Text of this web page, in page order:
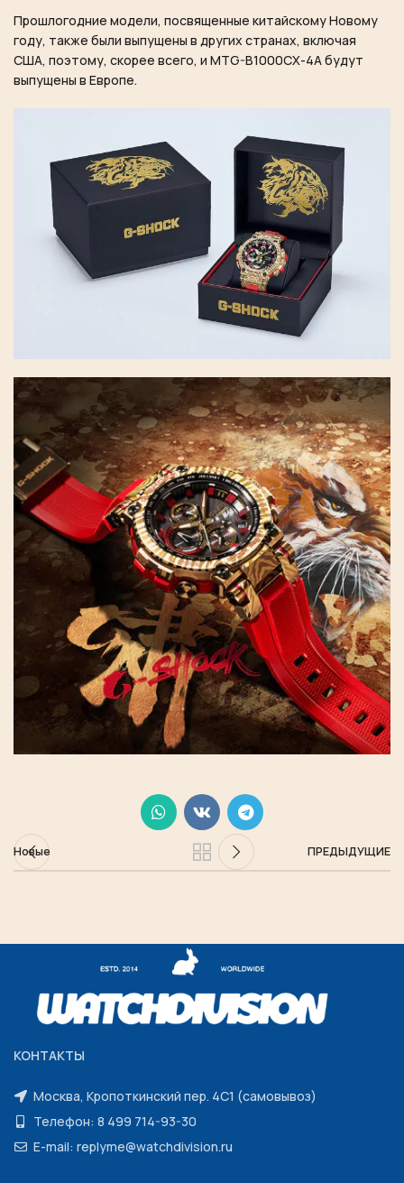
Прошлогодние модели, посвященные китайскому Новому
году, также были выпущены в других странах, включая
США, поэтому, скорее всего, и MTG-B1000CX-4A будут
выпущены в Европе.
Новые ПРЕДЫДУЩИЕ
КОНТАКТЫ
Москва, Кропоткинский пер. 4С1 (самовывоз)
Телефон: 8 499 714-93-30
E-mail: replyme@watchdivision.ru